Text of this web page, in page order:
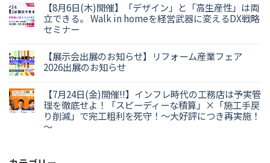
【8月6日(木)開催】「デザイン」と「高生産性」は両
立できる。 Walk in homeを経営武器に変えるDX戦略
セミナー
【展示会出展のお知らせ】リフォーム産業フェア
2026出展のお知らせ
【7月24日(金)開催!!】インフレ時代の工務店は予実管
理を徹底せよ！「スピーディーな積算」×「施工手戻
り削減」で完工粗利を死守！～大好評につき再実施！
～